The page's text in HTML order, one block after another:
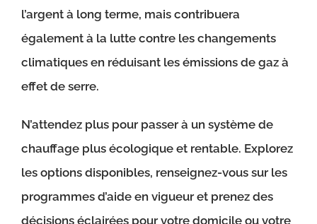
l’argent à long terme, mais contribuera
également à la lutte contre les changements
climatiques en réduisant les émissions de gaz à
effet de serre.
N’attendez plus pour passer à un système de
chauffage plus écologique et rentable. Explorez
les options disponibles, renseignez-vous sur les
programmes d’aide en vigueur et prenez des
décisions éclairées pour votre domicile ou votre